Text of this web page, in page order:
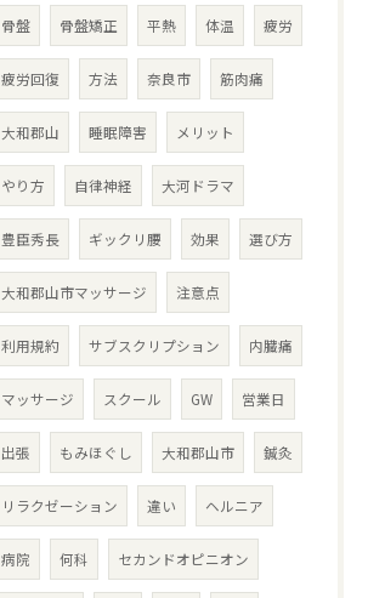
骨盤 骨盤矯正 平熱 体温 疲労
疲労回復 方法 奈良市 筋肉痛
大和郡山 睡眠障害 メリット
やり方 自律神経 大河ドラマ
豊臣秀長 ギックリ腰 効果 選び方
大和郡山市マッサージ 注意点
利用規約 サブスクリプション 内臓痛
マッサージ スクール GW 営業日
出張 もみほぐし 大和郡山市 鍼灸
リラクゼーション 違い ヘルニア
病院 何科 セカンドオピニオン